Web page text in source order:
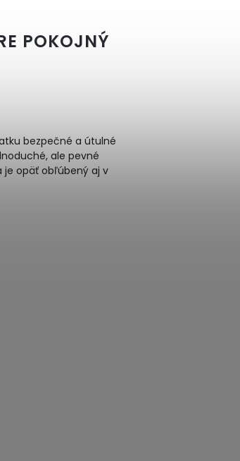
POKOJNÝ
bezpečné a útulné
ale pevné
je opäť obľúbený aj v